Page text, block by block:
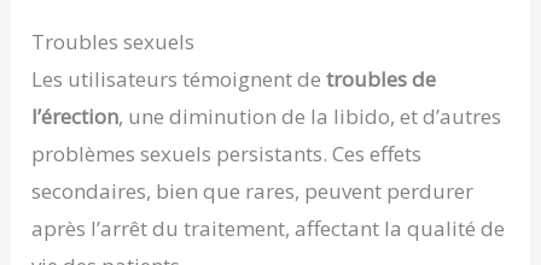
Troubles sexuels
Les utilisateurs témoignent detroubles de
l’érection, une diminution de la libido, et d’autres
problèmes sexuels persistants. Ces effets
secondaires, bien que rares, peuvent perdurer
après l’arrêt du traitement, affectant la qualité de